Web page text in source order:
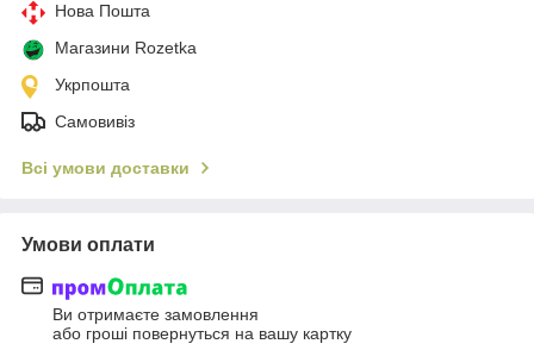
Нова Пошта
Магазини Rozetka
Укрпошта
Самовивіз
Всі умови доставки
Умови оплати
Ви отримаєте замовлення
або гроші повернуться на вашу картку